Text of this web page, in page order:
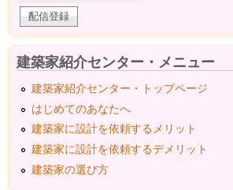
建築家紹介センター・メニュー
建築家紹介センター・トップページ
はじめてのあなたへ
建築家に設計を依頼するメリット
建築家に設計を依頼するデメリット
建築家の選び方